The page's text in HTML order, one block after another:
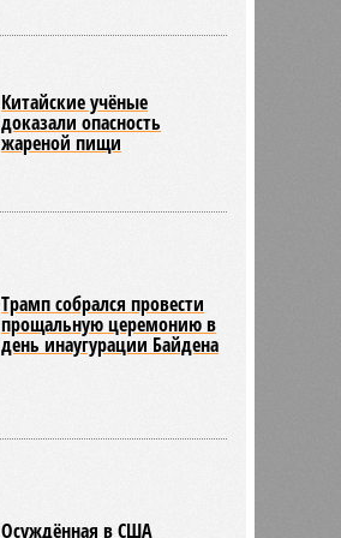
Китайские учёные
доказали опасность
жареной пищи
Трамп собрался провести
прощальную церемонию в
день инаугурации Байдена
Осуждённая в США